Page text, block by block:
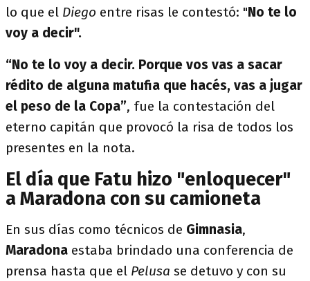
lo que el Diego entre risas le contestó: "No te lo
voy a decir".
“No te lo voy a decir. Porque vos vas a sacar
rédito de alguna matufia que hacés, vas a jugar
el peso de la Copa”, fue la contestación del
eterno capitán que provocó la risa de todos los
presentes en la nota.
El día que Fatu hizo "enloquecer"
a Maradona con su camioneta
En sus días como técnicos de Gimnasia,
Maradona estaba brindado una conferencia de
prensa hasta que el Pelusa se detuvo y con su